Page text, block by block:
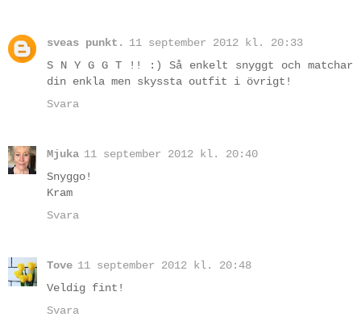
sveas punkt.
11 september 2012 kl. 20:33
S N Y G G T !! :) Så enkelt snyggt och matchar
din enkla men skyssta outfit i övrigt!
Svara
Mjuka 11 september 2012 kl. 20:40
Snyggo!
Kram
Svara
Tove 11 september 2012 kl. 20:48
Veldig fint!
Svara